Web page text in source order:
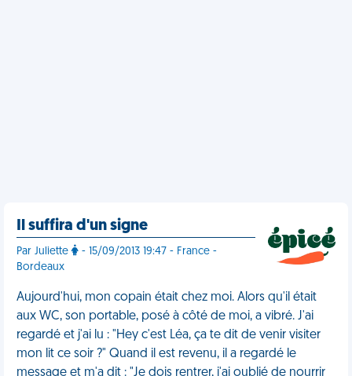
Il suffira d'un signe
Par Juliette
- 15/09/2013 19:47 - France -
Bordeaux
Aujourd'hui, mon copain était chez moi. Alors qu'il était
aux WC, son portable, posé à côté de moi, a vibré. J'ai
regardé et j'ai lu : "Hey c'est Léa, ça te dit de venir visiter
mon lit ce soir ?" Quand il est revenu, il a regardé le
message et m'a dit : "Je dois rentrer, j'ai oublié de nourrir